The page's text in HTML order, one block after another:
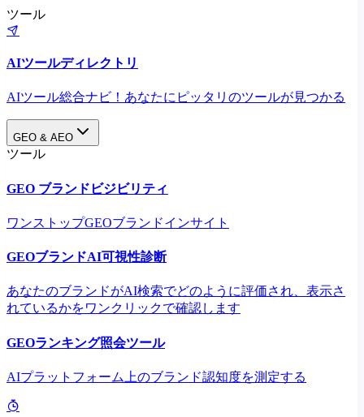
ツール
AIツールディレクトリ
AIツール総合ナビ！あなたにピッタリのツールが見つかる
GEO & AEO
ツール
GEO ブランドビジビリティ
ワンストップGEOブランドインサイト
GEOブランドAI可視性診断
あなたのブランドがAI検索でどのように評価され、表示さ
れているかをワンクリックで確認します
GEOランキング照会ツール
AIプラットフォーム上のブランド認知度を測定する